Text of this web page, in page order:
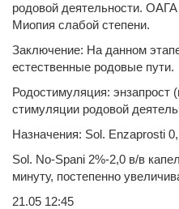
родовой деятельности.
Миопия слабой степени.
Заключение: На данном
естественные родовые пути.
Родостимуляция: энзапрост
стимуляции родовой
Назначения: Sol. Enzaprosti
Sol. No-Spani 2%-2,0 в/в
минуту, постепенно
21.05 12:45